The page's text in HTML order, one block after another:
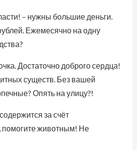
– нужны большие деньги.
Ежемесячно на одну
Достаточно доброго сердца!
существ. Без вашей
Опять на улицу?!
за счёт
помогите животным! Не